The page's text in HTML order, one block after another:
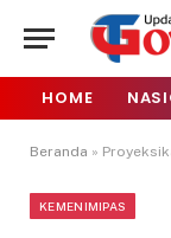
HOME
Beranda » Proyeksikan
KEMENIMIPAS